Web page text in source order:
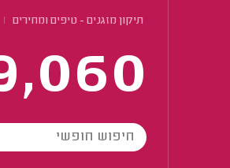
תיקון מזגנים - טיפים ומחירים